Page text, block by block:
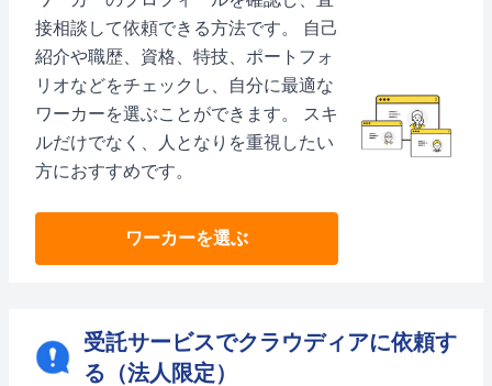
接相談して依頼できる方法です。 自己
紹介や職歴、資格、特技、ポートフォ
リオなどをチェックし、自分に最適な
ワーカーを選ぶことができます。 スキ
ルだけでなく、人となりを重視したい
方におすすめです。
ワーカーを選ぶ
受託サービスでクラウディアに依頼す
る（法人限定）